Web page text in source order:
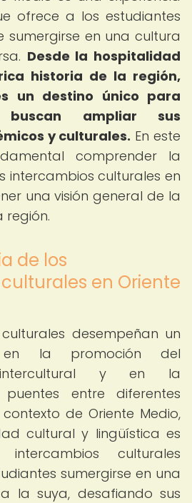
ofrece a los estudiantes
en una cultura
Desde la hospitalidad
historia de la región,
un destino único para
ampliar sus
y culturales. En este
comprender la
intercambios culturales en
una visión general de la
región.
de los
en Oriente
desempeñan un
la promoción del
intercultural y en la
entre diferentes
de Oriente Medio,
cultural y lingüística es
culturales
sumergirse en una
la suya, desafiando sus